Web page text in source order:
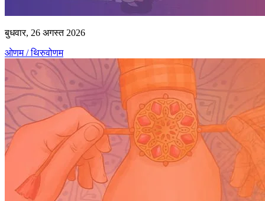
बुधवार, 26 अगस्त 2026
ओणम / थिरुवोणम